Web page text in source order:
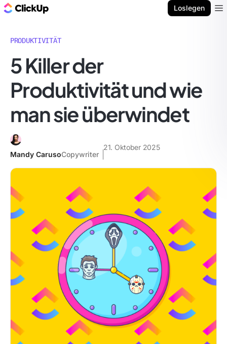
Loslegen
PRODUKTIVITÄT
5 Killer der
Produktivität und wie
man sie überwindet
Mandy CarusoCopywriter
21. Oktober 2025